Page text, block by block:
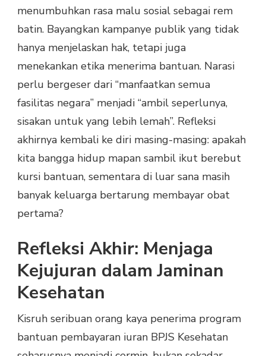
menumbuhkan rasa malu sosial sebagai rem
batin. Bayangkan kampanye publik yang tidak
hanya menjelaskan hak, tetapi juga
menekankan etika menerima bantuan. Narasi
perlu bergeser dari “manfaatkan semua
fasilitas negara” menjadi “ambil seperlunya,
sisakan untuk yang lebih lemah”. Refleksi
akhirnya kembali ke diri masing-masing: apakah
kita bangga hidup mapan sambil ikut berebut
kursi bantuan, sementara di luar sana masih
banyak keluarga bertarung membayar obat
pertama?
Refleksi Akhir: Menjaga
Kejujuran dalam Jaminan
Kesehatan
Kisruh seribuan orang kaya penerima program
bantuan pembayaran iuran BPJS Kesehatan